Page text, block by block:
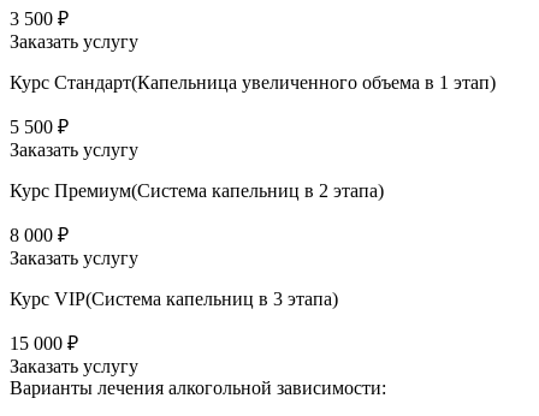
3 500 ₽
Заказать услугу
Курс Стандарт(Капельница увеличенного объема в 1 этап)
5 500 ₽
Заказать услугу
Курс Премиум(Система капельниц в 2 этапа)
8 000 ₽
Заказать услугу
Курс VIP(Система капельниц в 3 этапа)
15 000 ₽
Заказать услугу
Варианты лечения алкогольной зависимости: